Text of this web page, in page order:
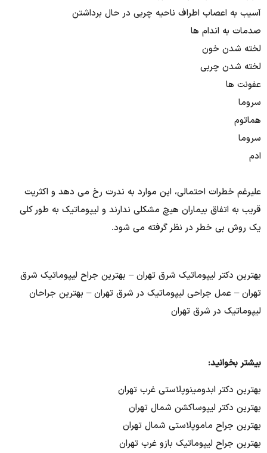
آسیب به اعصاب اطراف ناحیه چربی در حال برداشتن
صدمات به اندام ها
لخته شدن خون
لخته شدن چربی
عفونت ها
سروما
هماتوم
سروما
ادم
علیرغم خطرات احتمالی، این موارد به ندرت رخ می دهد و اکثریت
قریب به اتفاق بیماران هیچ مشکلی ندارند و لیپوماتیک به طور کلی
یک روش بی خطر در نظر گرفته می شود.
بهترین دکتر لیپوماتیک شرق تهران – بهترین جراح لیپوماتیک شرق
تهران – عمل جراحی لیپوماتیک در شرق تهران – بهترین جراحان
لیپوماتیک در شرق تهران
بیشتر بخوانید:
بهترین دکتر ابدومینوپلاستی غرب تهران
بهترین دکتر لیپوساکشن شمال تهران
بهترین جراح ماموپلاستی شمال تهران
بهترین جراح لیپوماتیک بازو غرب تهران